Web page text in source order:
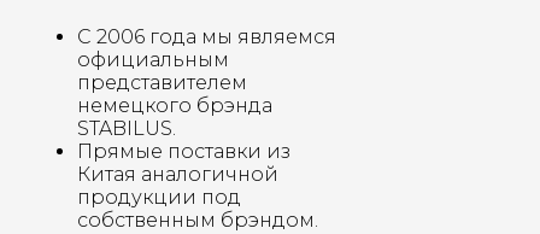
*** Нажимая на кнопку, вы даете согласие на обработку
персональных данных и соглашаетесь c
конфиденциальных данных
С 2006 года мы являемся
официальным
представителем
немецкого брэнда
STABILUS.
Прямые поставки из
Китая аналогичной
продукции под
собственным брэндом.